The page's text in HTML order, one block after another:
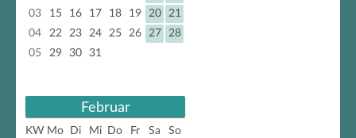
EXCEL-Kalender 2024
lange Wochenenden
03
15 16 17 18 19 20
21
04
22 23 24 25 26 27
28
05
29 30 31
Februar
KW Mo Di Mi Do Fr Sa
So